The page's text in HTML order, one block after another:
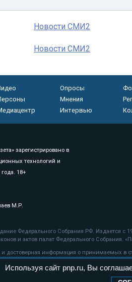
Новости СМИ2
Новости СМИ2
Опросы
Мнения
Интервью
зарегистрировано в
технологий и
18+
М.Р.
Федерального Собрания РФ. Издается
и актов палат Федерального Собрания.
достоверная информация о принимаемых в
технологии
Используя сайт pnp.ru, Вы